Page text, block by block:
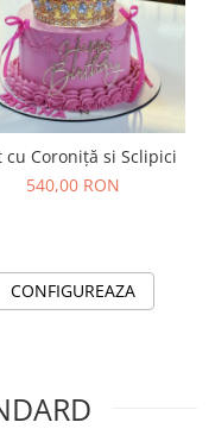
cu Coroniță si Sclipici
540,00 RON
CONFIGUREAZA